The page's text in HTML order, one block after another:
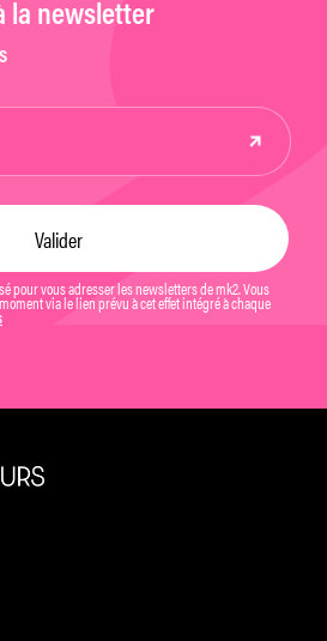
la newsletter
pour vous adresser les newsletters de mk2. Vous
via le lien prévu à cet effet intégré à chaque